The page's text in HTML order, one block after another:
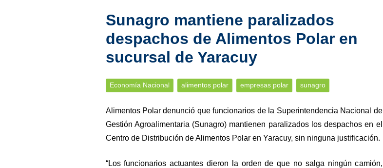
Sunagro mantiene paralizados
despachos de Alimentos Polar en
sucursal de Yaracuy
Economía Nacional alimentos polar empresas polar sunagro
Alimentos Polar denunció que funcionarios de la Superintendencia Nacional de
Gestión Agroalimentaria (Sunagro) mantienen paralizados los despachos en el
Centro de Distribución de Alimentos Polar en Yaracuy, sin ninguna justificación.
“Los funcionarios actuantes dieron la orden de que no salga ningún camión,